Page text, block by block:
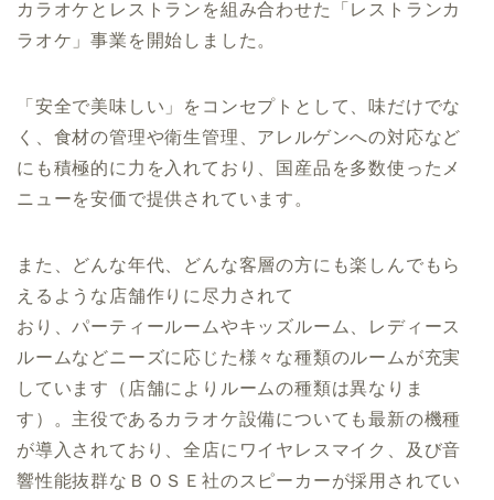
カラオケとレストランを組み合わせた「レストランカ
ラオケ」事業を開始しました。
「安全で美味しい」をコンセプトとして、味だけでな
く、食材の管理や衛生管理、アレルゲンへの対応など
にも積極的に力を入れており、国産品を多数使ったメ
ニューを安価で提供されています。
また、どんな年代、どんな客層の方にも楽しんでもら
えるような店舗作りに尽力されて
おり、パーティールームやキッズルーム、レディース
ルームなどニーズに応じた様々な種類のルームが充実
しています（店舗によりルームの種類は異なりま
す）。主役であるカラオケ設備についても最新の機種
が導入されており、全店にワイヤレスマイク、及び音
響性能抜群なＢＯＳＥ社のスピーカーが採用されてい